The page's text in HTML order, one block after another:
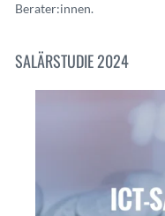
Berater:innen.
SALÄRSTUDIE 2024